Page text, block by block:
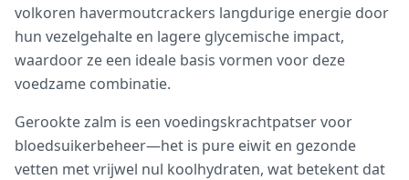
volkoren havermoutcrackers langdurige energie door
hun vezelgehalte en lagere glycemische impact,
waardoor ze een ideale basis vormen voor deze
voedzame combinatie.
Gerookte zalm is een voedingskrachtpatser voor
bloedsuikerbeheer—het is pure eiwit en gezonde
vetten met vrijwel nul koolhydraten, wat betekent dat